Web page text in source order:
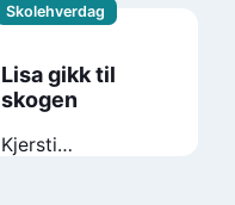
Skolehverdag
Lisa gikk til
skogen
Kjersti